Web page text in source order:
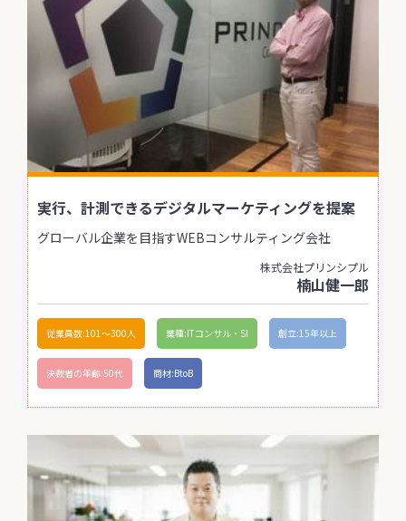
実行、計測できるデジタルマーケティングを提案
グローバル企業を目指すWEBコンサルティング会社
株式会社プリンシプル
楠山健一郎
従業員数:101〜300人 業種:ITコンサル・SI 創立:15年以上
決裁者の年齢:50代 商材:BtoB